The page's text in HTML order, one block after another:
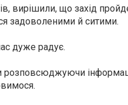
вирішили, що захід
задоволеними й ситими.
дуже радує.
розповсюджуючи